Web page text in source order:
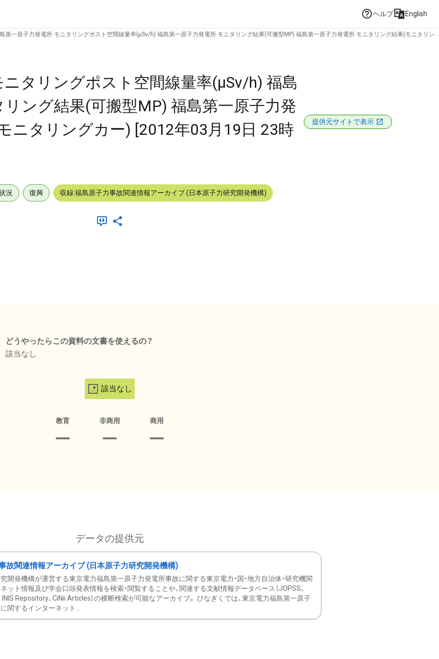
ヘルプ English
第一原子力発電所 モニタリングポスト空間線量率(μSv/h) 福島第一原子力発電所 モニタリング結果(可搬型MP) 福島第一原子力発電所 モニタリング結果(モニタリン
タリングポスト空間線量率(μSv/h) 福島
ング結果(可搬型MP) 福島第一原子力発
ニタリングカー) [2012年03月19日 23時
提供元サイトで表示
況 復興 収録:福島原子力事故関連情報アーカイブ (日本原子力研究開発機構)
どうやったらこの資料の文書を使えるの？
該当なし
該当なし
教育 非商用 商用
データの提供元
故関連情報アーカイブ (日本原子力研究開発機構)
開発機構が運営する東京電力福島第一原子力発電所事故に関する東京電力・国・地方自治体・研究機関
ット情報及び学会口頭発表情報を検索・閲覧することや、関連する文献情報データベース（JOPSS、
INIS Repository、CiNii Articles）の横断検索が可能なアーカイブ。 ひなぎくでは、東京電力福島第一原子
関するインターネット...